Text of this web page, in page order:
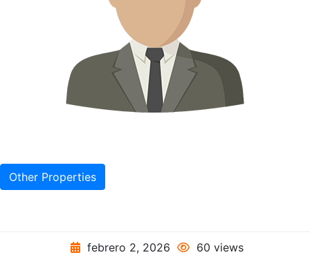
Other Properties
febrero 2, 2026 60 views